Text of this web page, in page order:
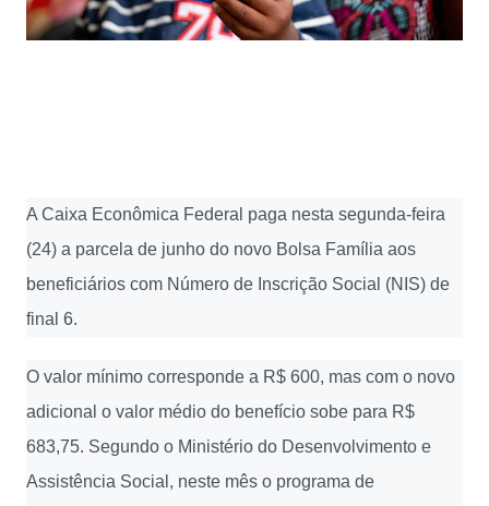
A Caixa Econômica Federal paga nesta segunda-feira
(24) a parcela de junho do novo Bolsa Família aos
beneficiários com Número de Inscrição Social (NIS) de
final 6.
O valor mínimo corresponde a R$ 600, mas com o novo
adicional o valor médio do benefício sobe para R$
683,75. Segundo o Ministério do Desenvolvimento e
Assistência Social, neste mês o programa de